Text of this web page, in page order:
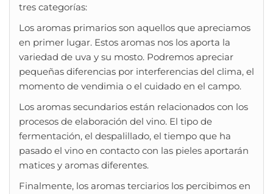
tres categorías:
Los aromas primarios son aquellos que apreciamos
en primer lugar. Estos aromas nos los aporta la
variedad de uva y su mosto. Podremos apreciar
pequeñas diferencias por interferencias del clima, el
momento de vendimia o el cuidado en el campo.
Los aromas secundarios están relacionados con los
procesos de elaboración del vino. El tipo de
fermentación, el despalillado, el tiempo que ha
pasado el vino en contacto con las pieles aportarán
matices y aromas diferentes.
Finalmente, los aromas terciarios los percibimos en